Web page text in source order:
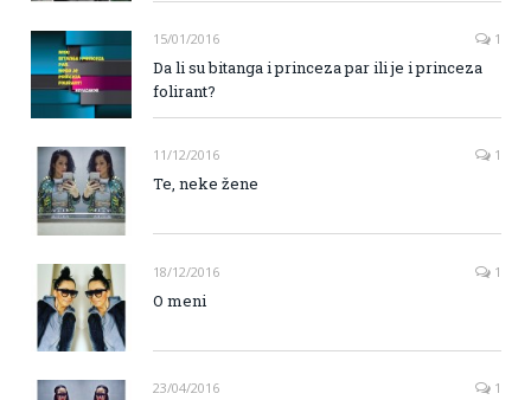
15/01/2016 1
Da li su bitanga i princeza par ili je i princeza
folirant?
11/12/2016 1
Te, neke žene
18/12/2016 1
O meni
23/04/2016 1